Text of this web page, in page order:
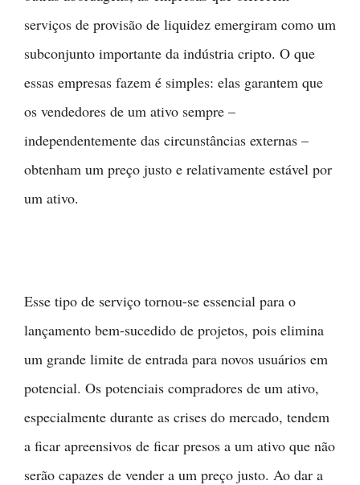
serviços de provisão de liquidez emergiram como um
subconjunto importante da indústria cripto. O que
essas empresas fazem é simples: elas garantem que
os vendedores de um ativo sempre –
independentemente das circunstâncias externas –
obtenham um preço justo e relativamente estável por
um ativo.
Esse tipo de serviço tornou-se essencial para o
lançamento bem-sucedido de projetos, pois elimina
um grande limite de entrada para novos usuários em
potencial. Os potenciais compradores de um ativo,
especialmente durante as crises do mercado, tendem
a ficar apreensivos de ficar presos a um ativo que não
serão capazes de vender a um preço justo. Ao dar a